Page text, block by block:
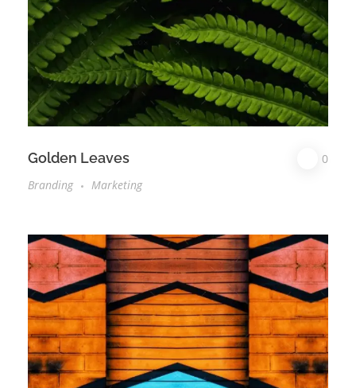
Golden Leaves
0
Branding
Marketing